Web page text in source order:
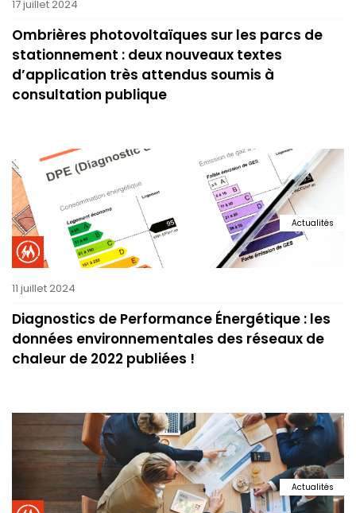
17 juillet 2024
Ombrières photovoltaïques sur les parcs de
stationnement : deux nouveaux textes
d’application très attendus soumis à
consultation publique
Actualités
11 juillet 2024
Diagnostics de Performance Énergétique : les
données environnementales des réseaux de
chaleur de 2022 publiées !
Actualités